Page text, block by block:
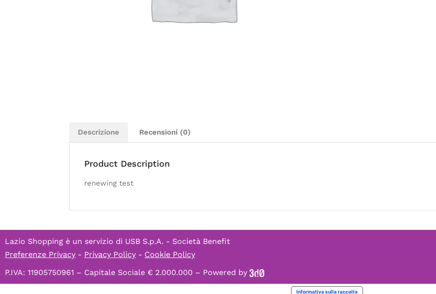
Descrizione Recensioni (0)
Product Description
renewing test
Lazio Shopping è un servizio di USB S.p.A. - Società Benefit
Preferenze Privacy - Privacy Policy - Cookie Policy
P.IVA: 11905750961 – Capitale Sociale € 2.000.000 – Powered by
Informativa sulla raccolta